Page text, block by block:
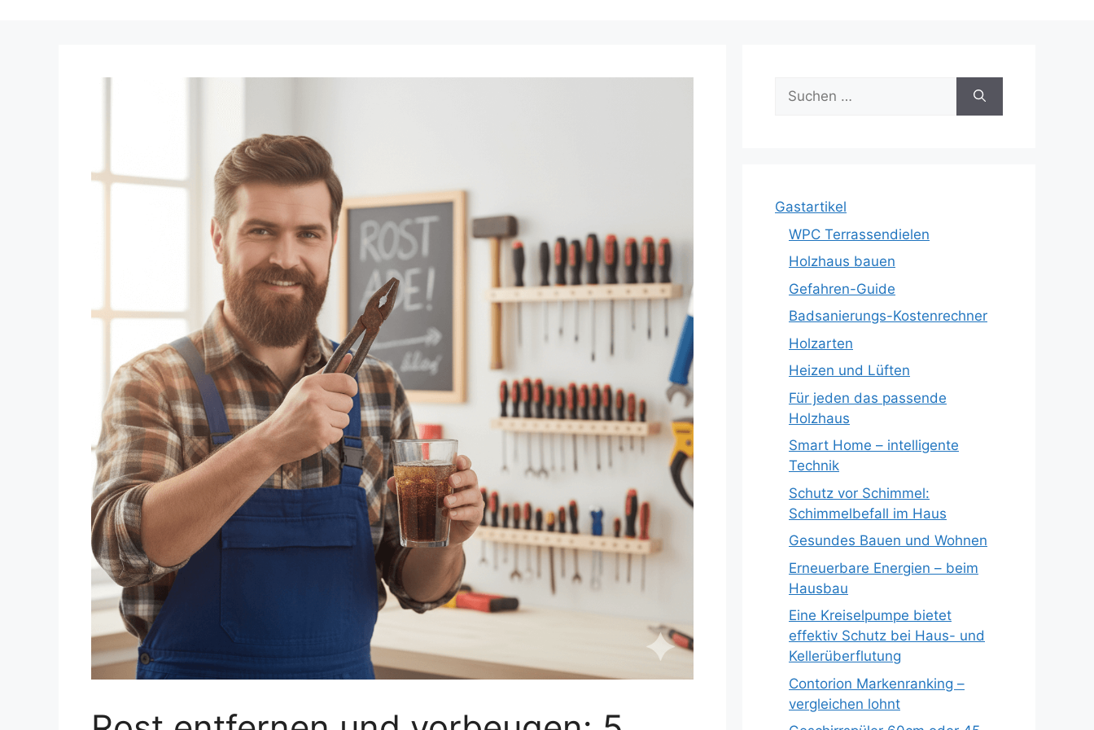
Suche
nach:
Gastartikel
WPC Terrassendielen
Holzhaus bauen
Gefahren-Guide
Badsanierungs-Kostenrechner
Holzarten
Heizen und Lüften
Für jeden das passende
Holzhaus
Smart Home – intelligente
Technik
Schutz vor Schimmel:
Schimmelbefall im Haus
Gesundes Bauen und Wohnen
Erneuerbare Energien – beim
Hausbau
Eine Kreiselpumpe bietet
effektiv Schutz bei Haus- und
Kellerüberflutung
Contorion Markenranking –
vergleichen lohnt